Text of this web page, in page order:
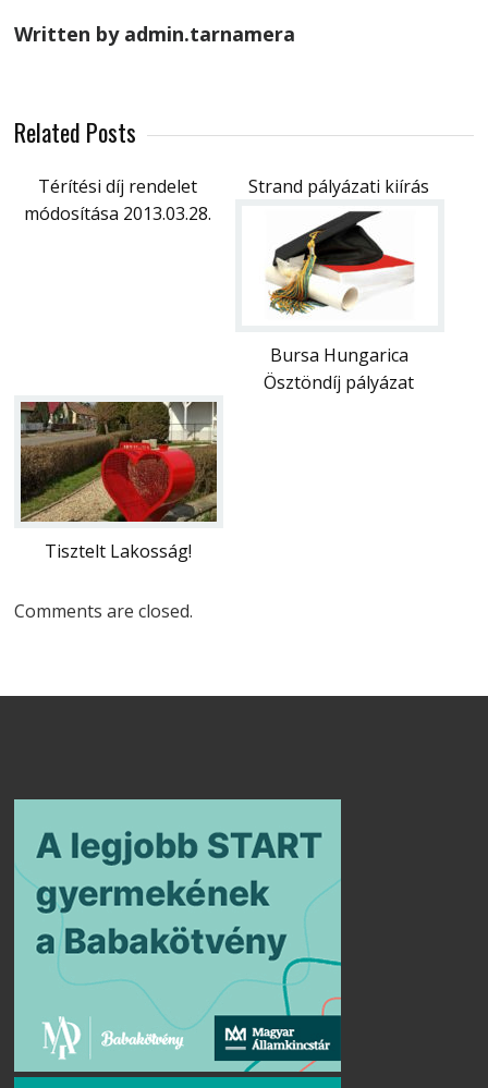
Written by admin.tarnamera
Related Posts
Térítési díj rendelet
módosítása 2013.03.28.
Strand pályázati kiírás
Bursa Hungarica
Ösztöndíj pályázat
Tisztelt Lakosság!
Comments are closed.